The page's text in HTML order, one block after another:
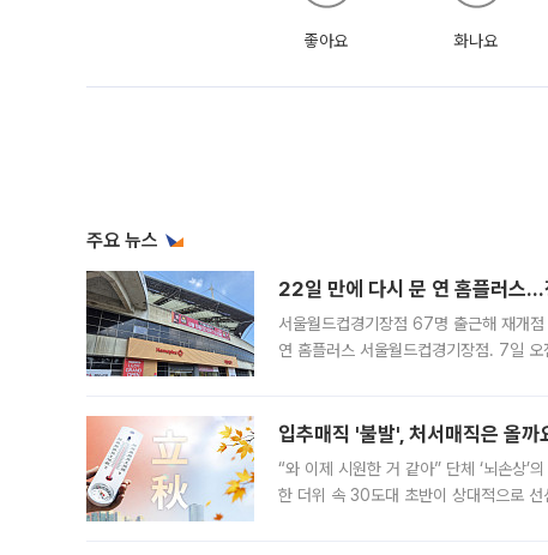
좋아요 화나요
주요 뉴스
22일 만에 다시 문 연 홈플러스…
서울월드컵경기장점 67명 출근해 재개
연 홈플러스 서울월드컵경기장점. 7일
입추매직 '불발', 처서매직은 올
“와 이제 시원한 거 같아” 단체 ‘뇌손상
한 더위 속 30도대 초반이 상대적으로